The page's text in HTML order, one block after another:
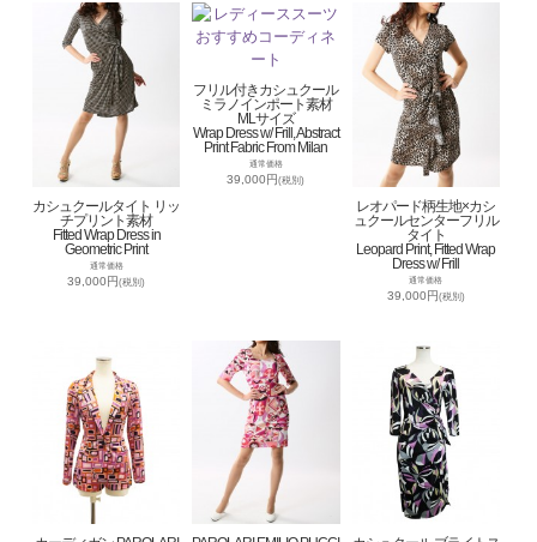
カシュクールタイト リッ
チプリント素材
Fitted Wrap Dress in
Geometric Print
通常価格
39,000円(税別)
フリル付きカシュクール
ミラノインポート素材
MLサイズ
Wrap Dress w/ Frill, Abstract
Print Fabric From Milan
通常価格
39,000円(税別)
レオパード柄生地×カシ
ュクールセンターフリル
タイト
Leopard Print, Fitted Wrap
Dress w/ Frill
通常価格
39,000円(税別)